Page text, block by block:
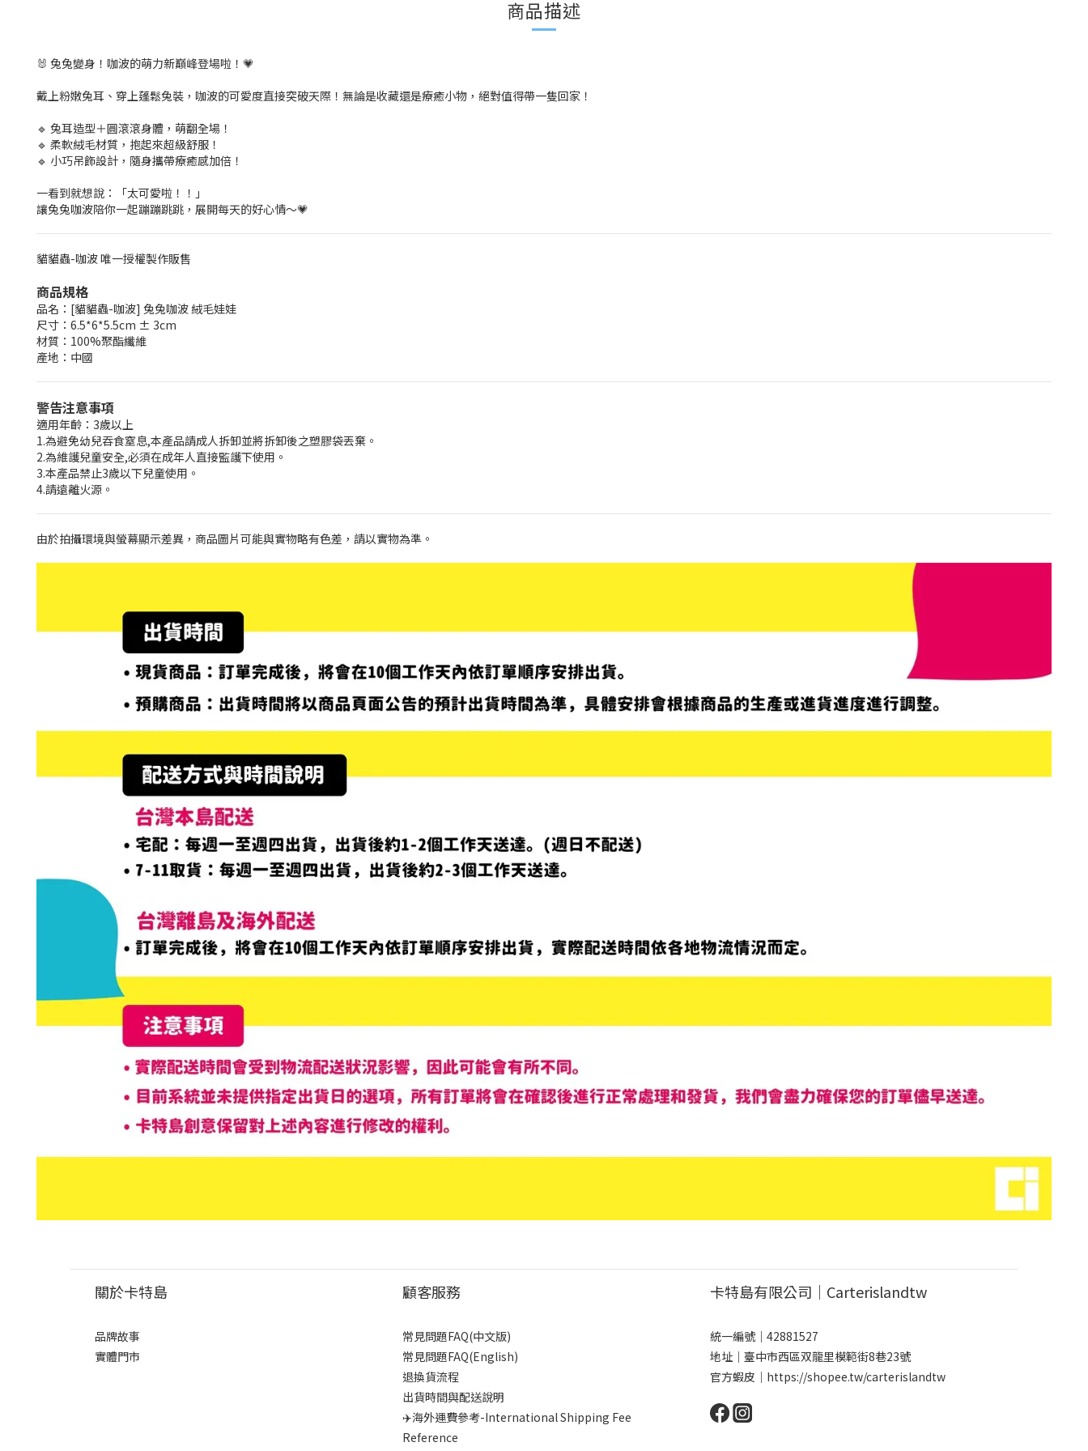
商品描述
🐰 兔兔變身！咖波的萌力新巔峰登場啦！💗
戴上粉嫩兔耳、穿上蓬鬆兔裝，咖波的可愛度直接突破天際！無論是收藏還是療癒小物，絕對值得帶一隻回家！
🔹 兔耳造型＋圓滾滾身體，萌翻全場！
🔹 柔軟絨毛材質，抱起來超級舒服！
🔹 小巧吊飾設計，隨身攜帶療癒感加倍！
一看到就想說：「太可愛啦！！」
讓兔兔咖波陪你一起蹦蹦跳跳，展開每天的好心情～💗
貓貓蟲-咖波 唯一授權製作販售
商品規格
品名：[貓貓蟲-咖波] 兔兔咖波 絨毛娃娃
尺寸：6.5*6*5.5cm ± 3cm
材質：100%聚酯纖維
產地：中國
警告注意事項
適用年齡：3歲以上
1.為避免幼兒吞食窒息,本產品請成人拆卸並將拆卸後之塑膠袋丟棄。
2.為維護兒童安全,必須在成年人直接監護下使用。
3.本產品禁止3歲以下兒童使用。
4.請遠離火源。
由於拍攝環境與螢幕顯示差異，商品圖片可能與實物略有色差，請以實物為準。
關於卡特島
品牌故事
實體門市
顧客服務
常見問題FAQ(中文版)
常見問題FAQ(English)
退換貨流程
出貨時間與配送說明
✈️海外運費參考-International Shipping Fee
Reference
卡特島有限公司｜Carterislandtw
統一編號｜42881527
地址｜臺中市西區双龍里模範街8巷23號
官方蝦皮｜ https://shopee.tw/carterislandtw